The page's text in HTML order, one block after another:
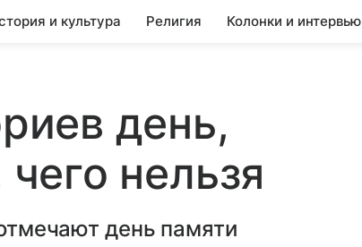
и культура Религия Колонки и интервью
день,
нельзя
день памяти